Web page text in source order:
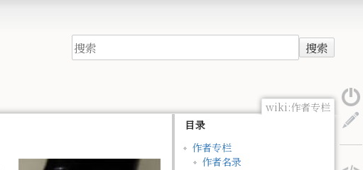
搜索
wiki:作者专栏
目录
作者专栏
作者名录